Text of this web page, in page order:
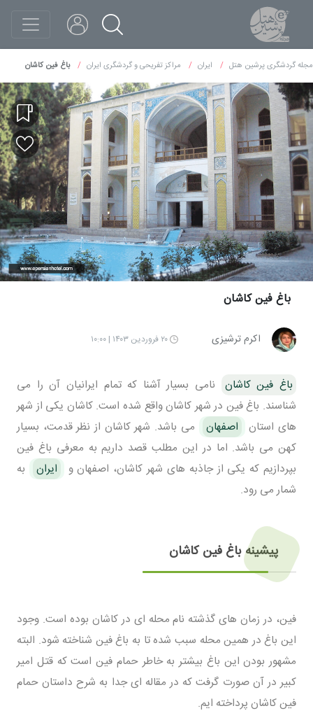
مجله گردشگری پرشین هتل ایران مراکز تفریحی و گردشگری ایران باغ فین کاشان
باغ فین کاشان
اکرم ترشیزی ۲۰ فروردین ۱۴۰۳ | ۱۰:۰۰
باغ فین کاشان نامی بسیار آشنا که تمام ایرانیان آن را می
شناسند. باغ فین در شهر کاشان واقع شده است. کاشان یکی از شهر
های استان
اصفهان
می باشد. شهر کاشان از نظر قدمت، بسیار
کهن می باشد. اما در این مطلب قصد داریم به معرفی باغ فین
بپردازیم که یکی از جاذبه های شهر کاشان، اصفهان و
ایران
به
شمار می رود.
پیشینه باغ فین کاشان
فین، در زمان های گذشته نام محله ای در کاشان بوده است. وجود
این باغ در همین محله سبب شده تا به باغ فین شناخته شود. البته
مشهور بودن این باغ بیشتر به خاطر حمام فین است که قتل امیر
کبیر در آن صورت گرفت که در مقاله ای جدا به شرح داستان حمام
فین کاشان پرداخته ایم.